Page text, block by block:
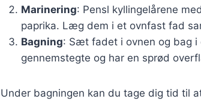
Marinering: Pensl kyllingelårene
paprika. Læg dem i et ovnfast fad
Bagning: Sæt fadet i ovnen og bag i
gennemstegte og har en sprød
Under bagningen kan du tage dig tid til